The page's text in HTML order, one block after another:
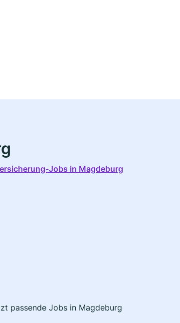
Jobs in Magdeburg
passende Jobs in Magdeburg